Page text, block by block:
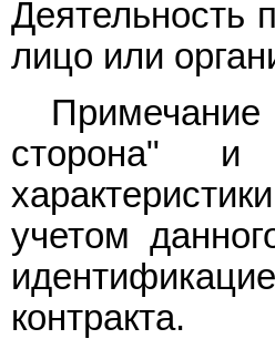
Деятельность
лицо или
сторона" и
учетом
контракта.